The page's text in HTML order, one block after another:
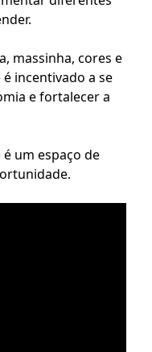
massinha, cores e
incentivado a se
e fortalecer a
um espaço de